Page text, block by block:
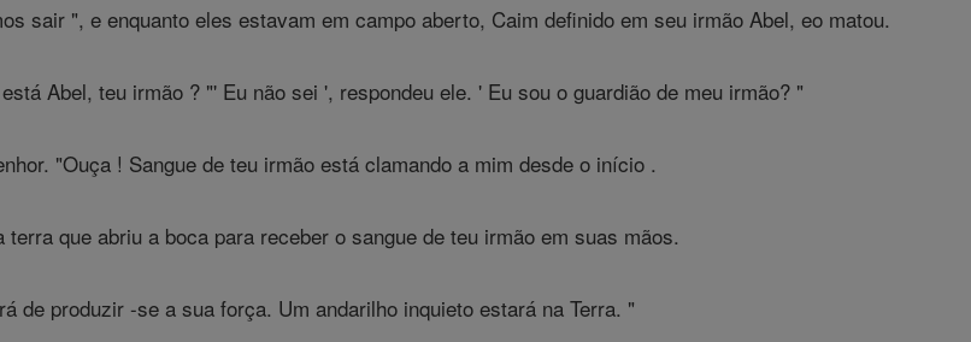
sair ", e enquanto eles estavam em campo aberto, Caim definido em seu irmão Abel, eo matou.
Abel, teu irmão ? "' Eu não sei ', respondeu ele. ' Eu sou o guardião de meu irmão? "
"Ouça ! Sangue de teu irmão está clamando a mim desde o início .
que abriu a boca para receber o sangue de teu irmão em suas mãos.
de produzir -se a sua força. Um andarilho inquieto estará na Terra. "